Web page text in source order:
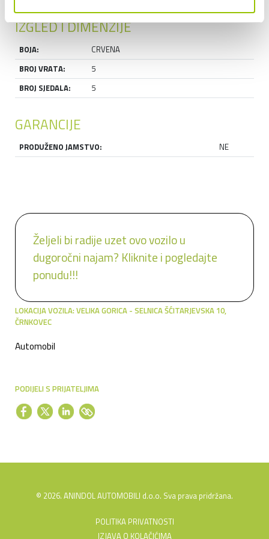
IZGLED I DIMENZIJE
BOJA:
CRVENA
BROJ VRATA:
5
BROJ SJEDALA:
5
GARANCIJE
PRODUŽENO JAMSTVO: NE
Željeli bi radije uzet ovo vozilo u
dugoročni najam? Kliknite i pogledajte
ponudu!!!
LOKACIJA VOZILA: VELIKA GORICA - SELNICA ŠĆITARJEVSKA 10,
ČRNKOVEC
Automobil
PODIJELI S PRIJATELJIMA
© 2026. ANINDOL AUTOMOBILI d.o.o. Sva prava pridržana.
POLITIKA PRIVATNOSTI
IZJAVA O KOLAČIĆIMA